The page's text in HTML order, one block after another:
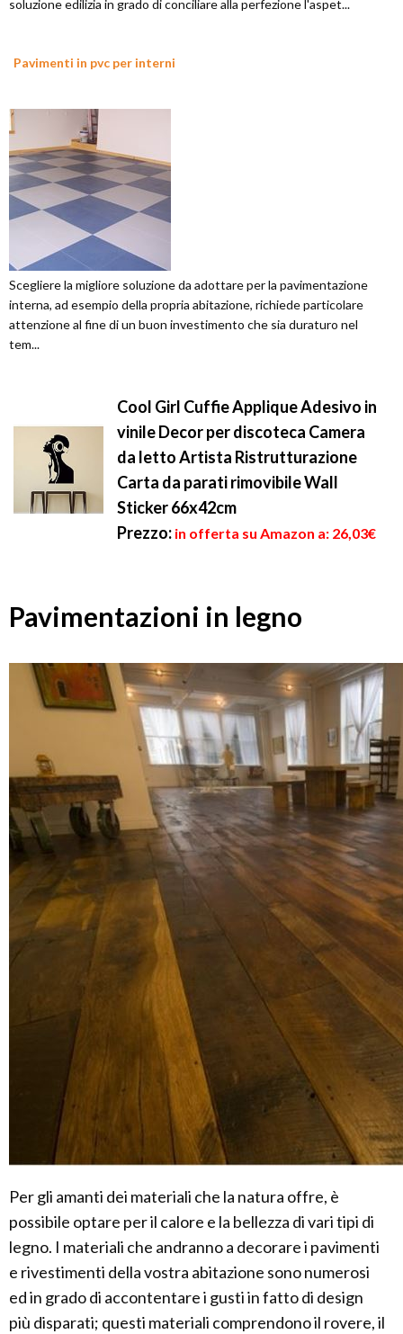
soluzione edilizia in grado di conciliare alla perfezione l'aspet...
Pavimenti in pvc per interni
Scegliere la migliore soluzione da adottare per la pavimentazione
interna, ad esempio della propria abitazione, richiede particolare
attenzione al fine di un buon investimento che sia duraturo nel
tem...
Cool Girl Cuffie Applique Adesivo in
vinile Decor per discoteca Camera
da letto Artista Ristrutturazione
Carta da parati rimovibile Wall
Sticker 66x42cm
Prezzo: in offerta su Amazon a: 26,03€
Pavimentazioni in legno
Per gli amanti dei materiali che la natura offre, è
possibile optare per il calore e la bellezza di vari tipi di
legno. I materiali che andranno a decorare i pavimenti
e rivestimenti della vostra abitazione sono numerosi
ed in grado di accontentare i gusti in fatto di design
più disparati; questi materiali comprendono il rovere, il